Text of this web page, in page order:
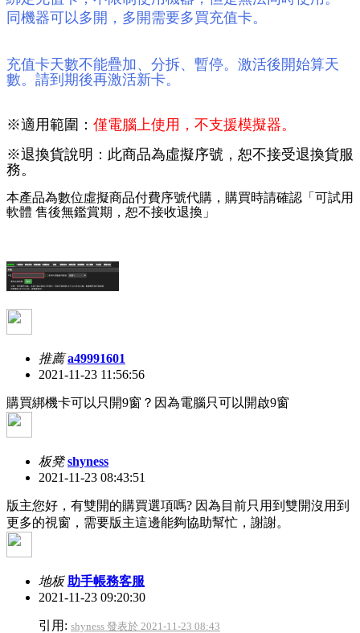
同機器可以多開，多開需要多買充值卡。
充值卡天數不能疊加、分拆、暫停。 激活後開始算天
數。 請到期後再激活新卡。
※適用範圍： 僅電腦上使用，不支援模擬器。
※退換貨說明：此商品為虛擬序號，恕不接受退換貨服
務。
本產品為數位虛擬商品付費序號代購，購買時請確認「可試用
軟體 售後無鑑賞期，恕不接收退換」
推薦a49991601
2021-11-23 11:56:56
購買綁機卡可以只開9窗？因為電腦只可以開啟9窗
板凳 shyness
2021-11-23 08:43:51
版主您好，有雙開的購買選項嗎? 因為目前只用到雙開沒用到
更多的視窗，需要版主這邊能夠協助幫忙，謝謝。
地板 助手帳務客服
2021-11-23 09:20:30
引用: shyness 發表於 2021-11-23 08:43